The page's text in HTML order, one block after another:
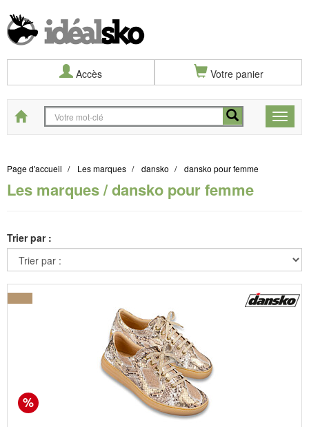
Accès Votre panier
Toggle
Start
Page d'accueil Les marques dansko dansko pour femme
Les marques / dansko pour femme
Trier par :
%